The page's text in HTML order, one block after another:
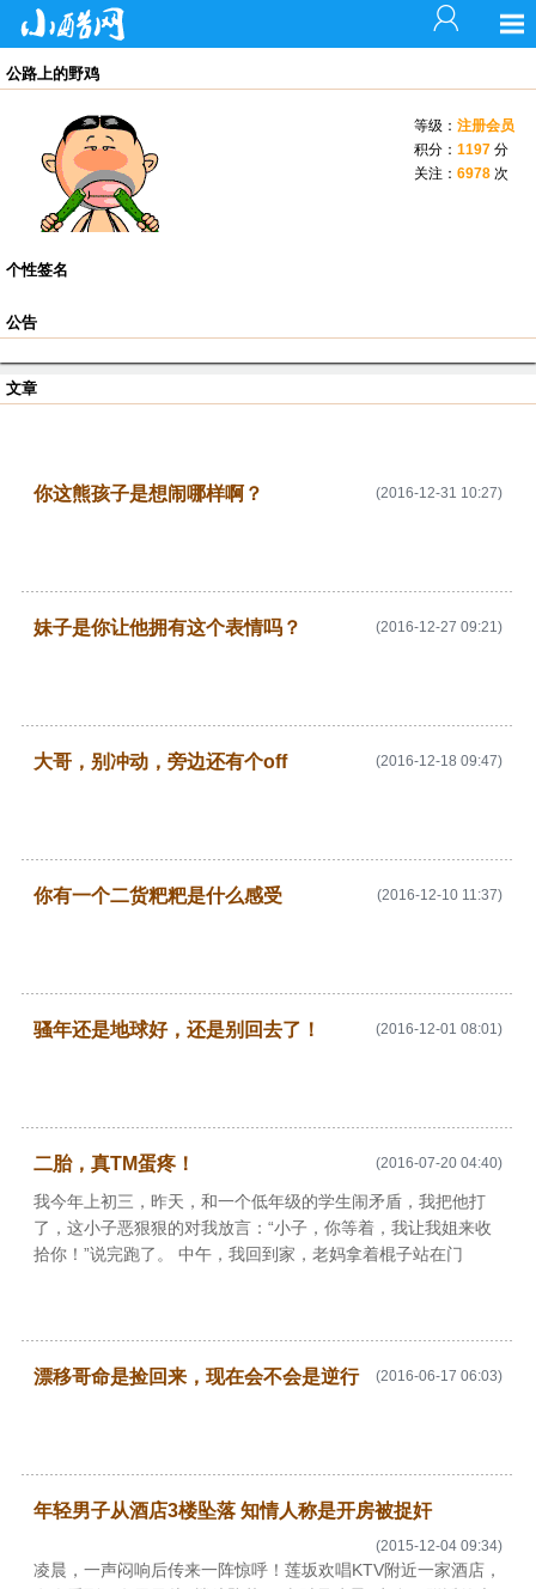
公路上的野鸡
等级： 注册会员
积分： 1197 分
关注： 6978 次
个性签名
公告
文章
你这熊孩子是想闹哪样啊？ (2016-12-31 10:27)
妹子是你让他拥有这个表情吗？ (2016-12-27 09:21)
大哥，别冲动，旁边还有个off (2016-12-18 09:47)
你有一个二货粑粑是什么感受 (2016-12-10 11:37)
骚年还是地球好，还是别回去了！ (2016-12-01 08:01)
二胎，真TM蛋疼！ (2016-07-20 04:40)
我今年上初三，昨天，和一个低年级的学生闹矛盾，我把他打
了，这小子恶狠狠的对我放言：“小子，你等着，我让我姐来收
拾你！”说完跑了。 中午，我回到家，老妈拿着棍子站在门
漂移哥命是捡回来，现在会不会是逆行 (2016-06-17 06:03)
年轻男子从酒店3楼坠落 知情人称是开房被捉奸
(2015-12-04 09:34)
凌晨，一声闷响后传来一阵惊呼！莲坂欢唱KTV附近一家酒店，